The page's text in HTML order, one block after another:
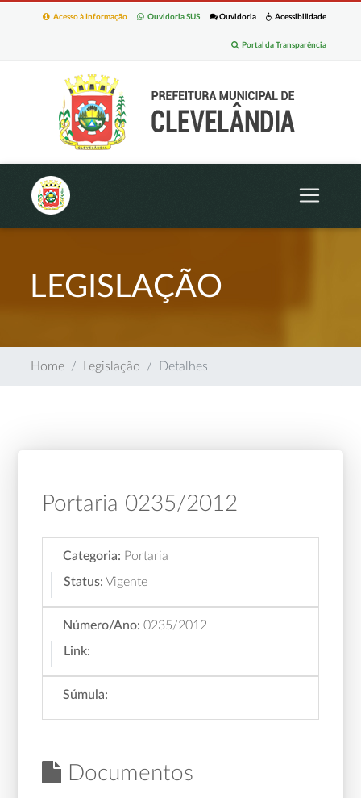
Acessibilidade
Ouvidoria
Ouvidoria SUS
Acesso à Informação
Portal da Transparência
LEGISLAÇÃO
Home Legislação Detalhes
Portaria 0235/2012
Categoria: Portaria
Status: Vigente
Número/Ano: 0235/2012
Link:
Súmula:
Documentos